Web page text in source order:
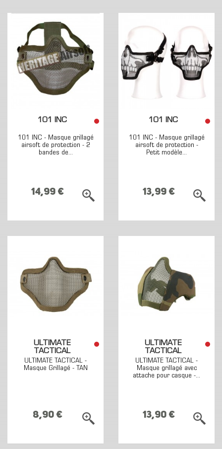
101 INC
101 INC - Masque grillagé
airsoft de protection - 2
bandes de...
14,99 €
101 INC
101 INC - Masque grillagé
airsoft de protection -
Petit modèle...
13,99 €
ULTIMATE
TACTICAL
ULTIMATE TACTICAL -
Masque Grillagé - TAN
8,90 €
ULTIMATE
TACTICAL
ULTIMATE TACTICAL -
Masque grillagé avec
attache pour casque -...
13,90 €